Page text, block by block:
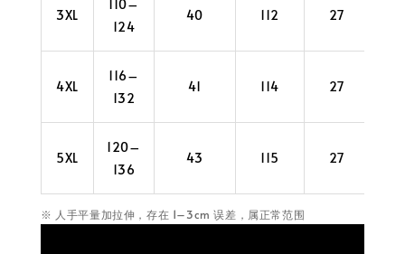
3XL
110–
124
40 112 27
4XL
116–
132
41 114 27
5XL
120–
136
43 115 27
※ 人手平量加拉伸，存在 1–3cm 误差，属正常范围